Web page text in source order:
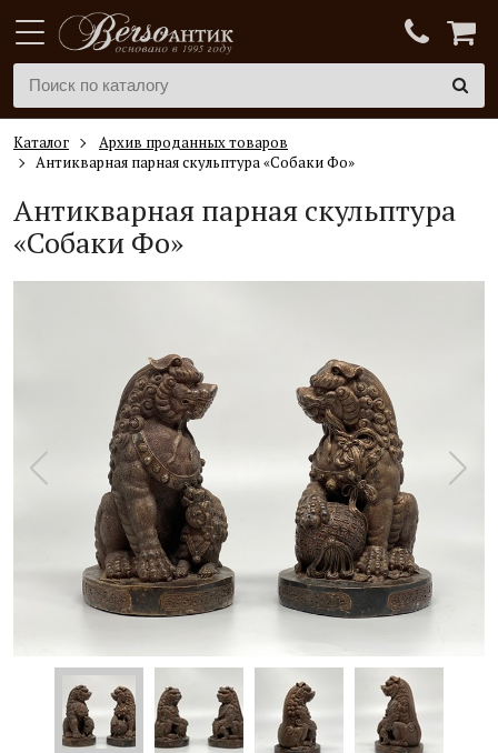
Каталог
Архив проданных товаров
Антикварная парная скульптура «Собаки Фо»
Антикварная парная скульптура
«Собаки Фо»